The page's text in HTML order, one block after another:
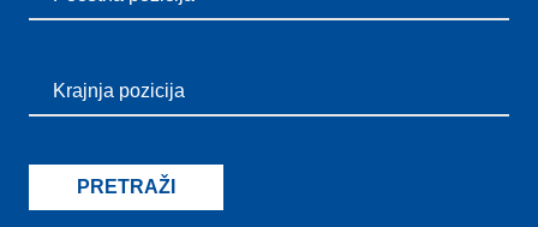
PRETRAŽI